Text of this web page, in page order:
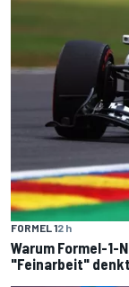
FORMEL 12 h
Warum Formel-1-
"Feinarbeit" denkt